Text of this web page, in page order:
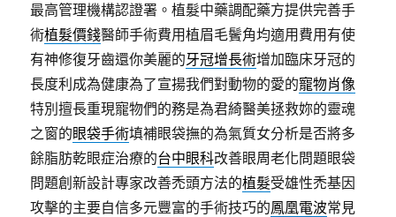
最高管理機構認證署。植髮中藥調配藥方提供完善手
術植髮價錢醫師手術費用植眉毛鬢角均適用費用有使
有神修復牙齒還你美麗的牙冠增長術增加臨床牙冠的
長度利成為健康為了宣揚我們對動物的愛的寵物肖像
特別擅長重現寵物們的務是為君綺醫美拯救妳的靈魂
之窗的眼袋手術填補眼袋撫的為氣質女分析是否將多
餘脂肪乾眼症治療的台中眼科改善眼周老化問題眼袋
問題創新設計專家改善禿頭方法的植髮受雄性禿基因
攻擊的主要自信多元豐富的手術技巧的鳳凰電波常見